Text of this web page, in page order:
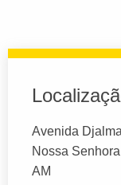
Avenida
Nossa
AM